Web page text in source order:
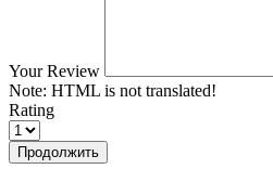
Your Review
Note: HTML is not translated!
Rating
Продолжить